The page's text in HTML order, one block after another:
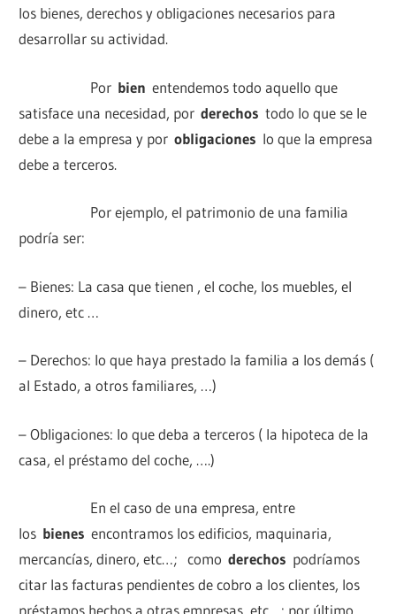
los bienes, derechos y obligaciones necesarios para
desarrollar su actividad.
Por bien entendemos todo aquello que
satisface una necesidad, porderechos todo lo que se le
debe a la empresa y porobligaciones lo que la empresa
debe a terceros.
Por ejemplo, el patrimonio de una familia
podría ser:
– Bienes: La casa que tienen , el coche, los muebles, el
dinero, etc …
– Derechos: lo que haya prestado la familia a los demás (
al Estado, a otros familiares, …)
– Obligaciones: lo que deba a terceros ( la hipoteca de la
casa, el préstamo del coche, ….)
En el caso de una empresa, entre
los bienes encontramos los edificios, maquinaria,
mercancías, dinero, etc…; como derechos podríamos
citar las facturas pendientes de cobro a los clientes, los